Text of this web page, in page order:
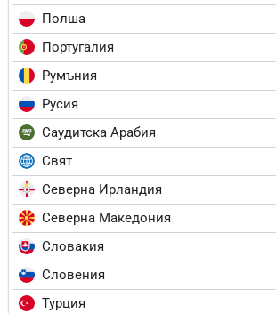
Полша
Португалия
Румъния
Русия
Саудитска Арабия
Свят
Северна Ирландия
Северна Македония
Словакия
Словения
Турция